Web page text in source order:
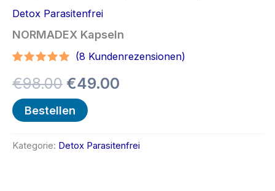
Detox Parasitenfrei
NORMADEX Kapseln
mit 4.71
von 5,
basierend
auf
Kundenbewertungen
(8 Kundenrezensionen)
€98.00 Ursprünglicher
Preis
€49.00
Bestellen
Kategorie: Detox Parasitenfrei